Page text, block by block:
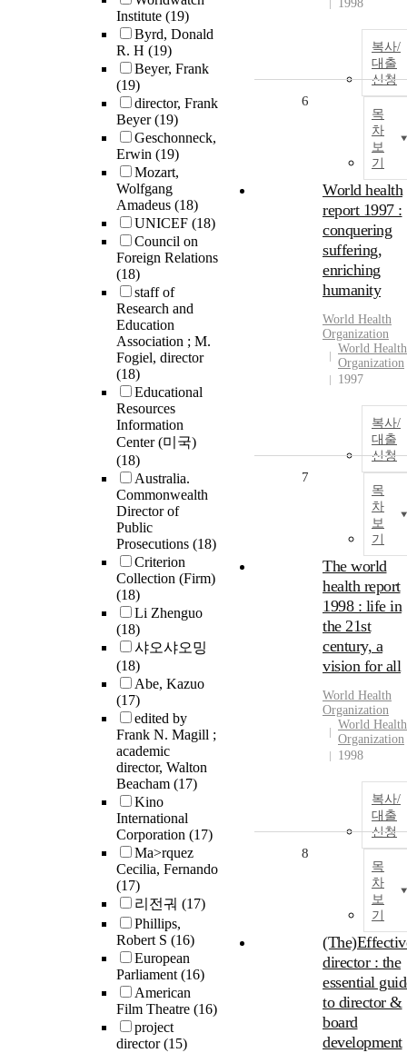
Institute (19)
Byrd, Donald
R. H (19)
Beyer, Frank
(19)
director, Frank
Beyer(19)
Geschonneck,
Erwin (19)
Mozart,
Wolfgang
Amadeus (18)
UNICEF (18)
Council on
Foreign Relations
(18)
staff of
Research and
Education
Association ; M.
Fogiel, director
(18)
Educational
Resources
Information
Center (미국)
(18)
Australia.
Commonwealth
Director of
Public
Prosecutions (18)
Criterion
Collection (Firm)
(18)
Li Zhenguo
(18)
샤오샤오밍
(18)
Abe, Kazuo
(17)
edited by
Frank N. Magill ;
academic
director, Walton
Beacham (17)
Kino
International
Corporation (17)
Ma>rquez
Cecilia, Fernando
(17)
리전궈 (17)
Phillips,
Robert S (16)
European
Parliament(16)
American
Film Theatre (16)
project
director(15)
1998
복사/
대출
신청
목
차
보
기
6
World health
report 1997 :
conquering
suffering,
enriching
humanity
World Health
Organization
World Health
Organization
1997
복사/
대출
신청
목
차
보
기
7
The world
health report
1998 : life in
the 21st
century, a
vision for all
World Health
Organization
World Health
Organization
1998
복사/
대출
신청
목
차
보
기
8
director : the
essential
to director &
board
development